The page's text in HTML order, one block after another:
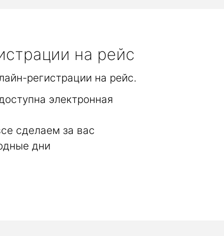
на рейс
регистрации на рейс.
электронная
сделаем за вас
дни